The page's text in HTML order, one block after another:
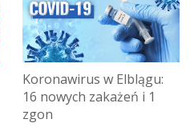
Koronawirus w Elblągu:
16 nowych zakażeń i 1
zgon